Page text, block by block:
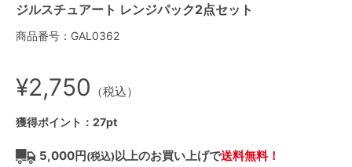
ジルスチュアート レンジパック2点セット
商品番号：GAL0362
¥2,750 （税込）
獲得ポイント：27pt
5,000円(税込)以上のお買い上げで送料無料！